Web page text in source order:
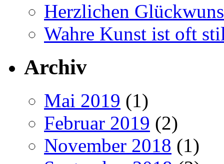
Herzlichen
Wahre Kunst ist oft
Archiv
Mai 2019 (1)
Februar 2019 (2)
November 2018 (1)